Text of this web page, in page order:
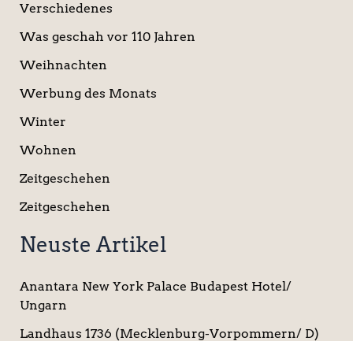
Verschiedenes
Was geschah vor 110 Jahren
Weihnachten
Werbung des Monats
Winter
Wohnen
Zeitgeschehen
Zeitgeschehen
Neuste Artikel
Anantara New York Palace Budapest Hotel/
Ungarn
Landhaus 1736 (Mecklenburg-Vorpommern/ D)